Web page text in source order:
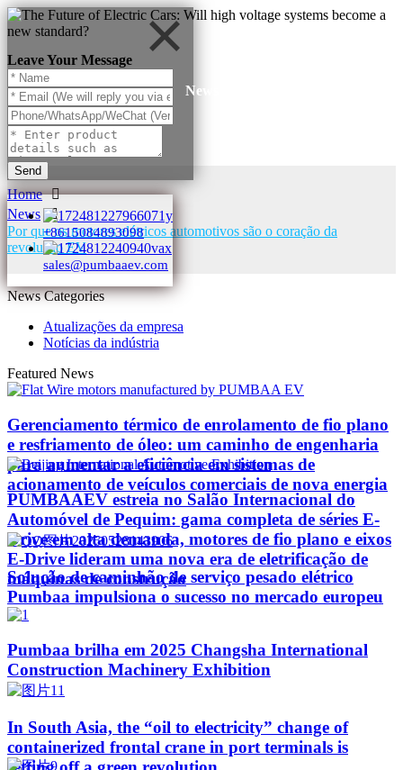
Leave Your Message
Send
+8615084893098
sales@pumbaaev.com
News
Home
News
Por que os motores elétricos automotivos são o coração da
revolução EV
News Categories
Atualizações da empresa
Notícias da indústria
Featured News
Gerenciamento térmico de enrolamento de fio plano
e resfriamento de óleo: um caminho de engenharia
para aumentar a eficiência em sistemas de
acionamento de veículos comerciais de nova energia
PUMBAAEV estreia no Salão Internacional do
Automóvel de Pequim: gama completa de séries E-
Drive em alta demanda, motores de fio plano e eixos
E-Drive lideram uma nova era de eletrificação de
máquinas de construção
Solução de caminhão de serviço pesado elétrico
Pumbaa impulsiona o sucesso no mercado europeu
Pumbaa brilha em 2025 Changsha International
Construction Machinery Exhibition
In South Asia, the “oil to electricity” change of
containerized frontal crane in port terminals is